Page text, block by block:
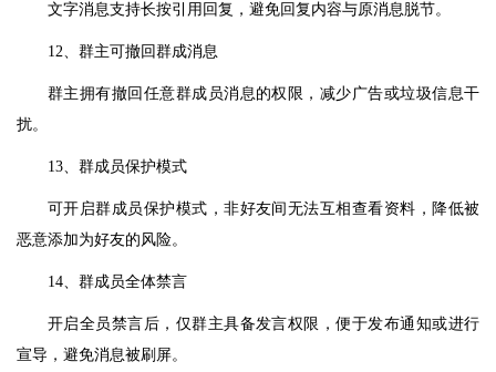
文字消息支持长按引用回复，避免回复内容与原消息脱节。
12、群主可撤回群成消息
群主拥有撤回任意群成员消息的权限，减少广告或垃圾信息干
扰。
13、群成员保护模式
可开启群成员保护模式，非好友间无法互相查看资料，降低被
恶意添加为好友的风险。
14、群成员全体禁言
开启全员禁言后，仅群主具备发言权限，便于发布通知或进行
宣导，避免消息被刷屏。